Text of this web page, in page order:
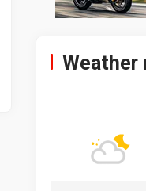
Weather